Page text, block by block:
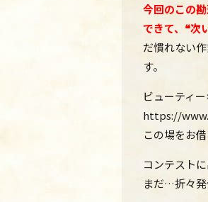
今回のこの
できて、❝次
だ慣れない
す。
ビューティ
https://
この場をお
コンテスト
まだ…折々発